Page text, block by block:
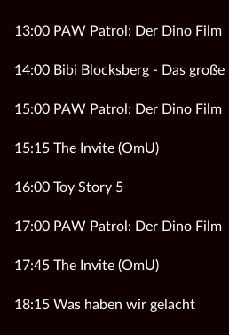
13:00 PAW Patrol: Der Dino Film
14:00 Bibi Blocksberg - Das
15:00 PAW Patrol: Der Dino Film
15:15 The Invite (OmU)
16:00 Toy Story 5
17:00 PAW Patrol: Der Dino Film
17:45 The Invite (OmU)
18:15 Was haben wir gelacht